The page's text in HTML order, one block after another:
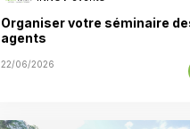
Organiser votre séminaire
agents
22/06/2026